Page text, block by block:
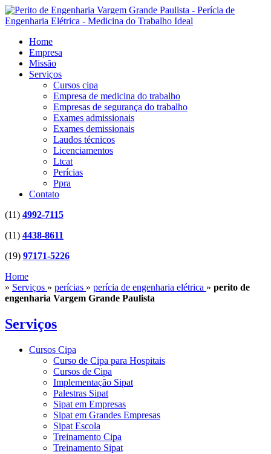
Home
Empresa
Missão
Serviços
Cursos cipa
Empresa de medicina do trabalho
Empresas de segurança do trabalho
Exames admissionais
Exames demissionais
Laudos técnicos
Licenciamentos
Ltcat
Perícias
Ppra
Contato
(11) 4992-7115
(11) 4438-8611
(19) 97171-5226
Home
» Serviços » perícias » perícia de engenharia elétrica » perito de
engenharia Vargem Grande Paulista
Serviços
Cursos Cipa
Curso de Cipa para Hospitais
Cursos de Cipa
Implementação Sipat
Palestras Sipat
Sipat em Empresas
Sipat em Grandes Empresas
Sipat Escola
Treinamento Cipa
Treinamento Sipat